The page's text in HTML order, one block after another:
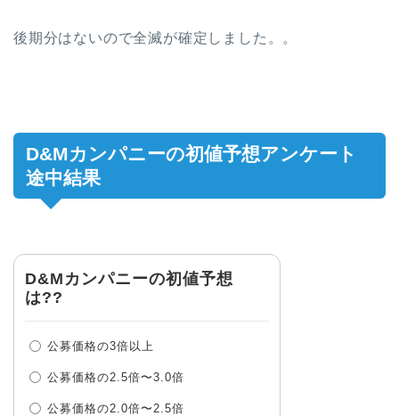
後期分はないので全滅が確定しました。。
D&Mカンパニーの初値予想アンケート
途中結果
D&Mカンパニーの初値予想
は??
公募価格の3倍以上
公募価格の2.5倍〜3.0倍
公募価格の2.0倍〜2.5倍